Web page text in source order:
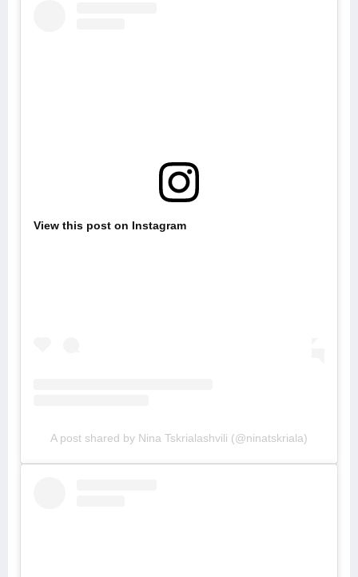
View this post on Instagram
A post shared by Nina Tskrialashvili (@ninatskriala)